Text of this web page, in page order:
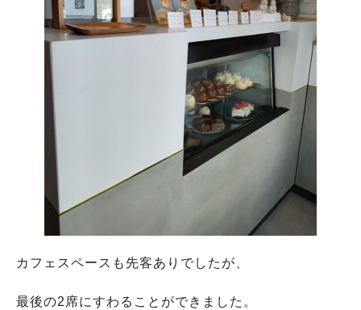
カフェスペースも先客ありでしたが、
最後の2席にすわることができました。